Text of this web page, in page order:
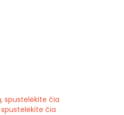
spustelėkite čia
čia